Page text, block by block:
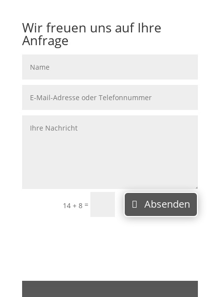
Wir freuen uns auf Ihre
Anfrage
14 + 8 = Absenden